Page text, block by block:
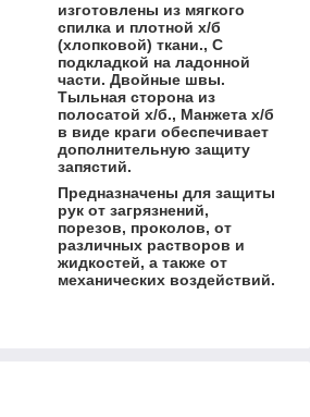
изготовлены из мягкого
спилка и плотной х/б
(хлопковой) ткани., С
подкладкой на ладонной
части. Двойные швы.
Тыльная сторона из
полосатой х/б., Манжета х/б
в виде краги обеспечивает
дополнительную защиту
запястий.
Предназначены для защиты
рук от загрязнений,
порезов, проколов, от
различных растворов и
жидкостей, а также от
механических воздействий.